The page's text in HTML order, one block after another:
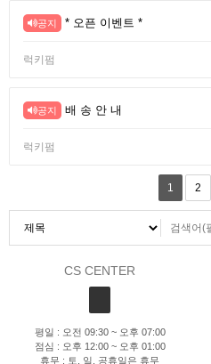
공지 * 오픈 이벤트 *
럭키펌
공지 배 송 안 내
럭키펌
1 2
CS CENTER
평일 : 오전 09:30 ~ 오후 07:00
점심 : 오후 12:00 ~ 오후 01:00
휴무 : 토, 일, 공휴일은 휴무